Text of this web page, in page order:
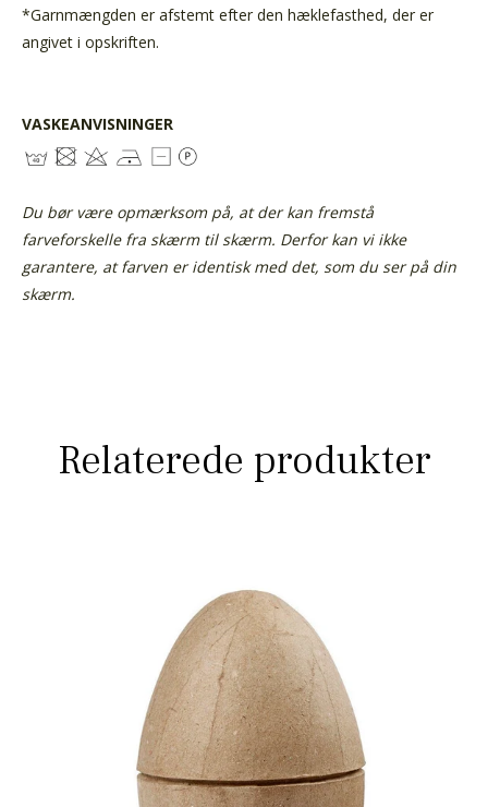
*Garnmængden er afstemt efter den hæklefasthed, der er
angivet i opskriften.
VASKEANVISNINGER
Du bør være opmærksom på, at der kan fremstå
farveforskelle fra skærm til skærm. Derfor kan vi ikke
garantere, at farven er identisk med det, som du ser på din
skærm.
Relaterede produkter